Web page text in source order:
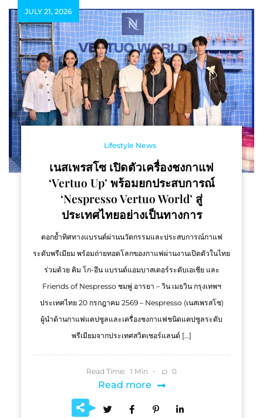
JULY 21, 2026
Lifestyle News
เนสเพรสโซ เปิดตัวเครื่องชงกาแฟ
‘Vertuo Up’ พร้อมยกประสบการณ์
‘Nespresso Vertuo World’ สู่
ประเทศไทยอย่างเป็นทางการ
ตอกย้ำทิศทางแบรนด์ผ่านนวัตกรรมและประสบการณ์กาแฟ
ระดับพรีเมียม พร้อมถ่ายทอดโลกของกาแฟผ่านงานเปิดตัวในไทย
ร่วมด้วย คิม โก-อึน แบรนด์แอมบาสเดอร์ระดับเอเชีย และ
Friends of Nespresso ชมพู่ อารยา – วิน เมธวิน กรุงเทพฯ
ประเทศไทย 20 กรกฎาคม 2569 – Nespresso (เนสเพรสโซ)
ผู้นำด้านกาแฟแคปซูลและเครื่องชงกาแฟชนิดแคปซูลระดับ
พรีเมียมจากประเทศสวิตเซอร์แลนด์ […]
Read Time: 1 Min 0
Read more